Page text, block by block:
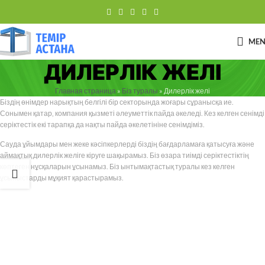
ДИЛЕРЛІК ЖЕЛІ
Главная страница » Біз туралы » Дилерлік желі
Біздің өнімдер нарықтың белгілі бір секторында жоғары сұранысқа ие.
Сонымен қатар, компания қызметі әлеуметтік пайда әкеледі. Кез келген сенімді
серіктестік екі тарапқа да нақты пайда әкелетініне сенімдіміз.
Сауда ұйымдары мен жеке кәсіпкерлерді біздің бағдарламаға қатысуға және
аймақтық дилерлік желіге кіруге шақырамыз. Біз өзара тиімді серіктестіктің
көптеген нұсқаларын ұсынамыз. Біз ынтымақтастық туралы кез келген
ұсыныстарды мұқият қарастырамыз.